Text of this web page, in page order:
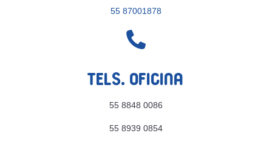
55 87001878

Tels. Oficina
55 8848 0086
55 8939 0854